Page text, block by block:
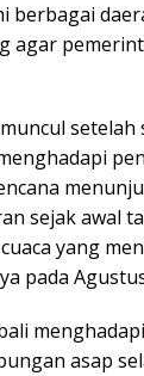
berbagai
agar
sejak awal
yang
pada
asap